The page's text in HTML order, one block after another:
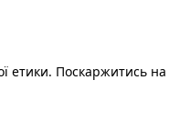
етики. Поскаржитись